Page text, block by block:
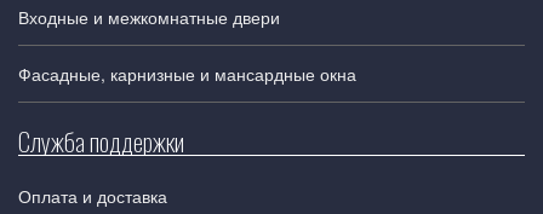
Входные и межкомнатные двери
Фасадные, карнизные и мансардные окна
Служба поддержки
Оплата и доставка